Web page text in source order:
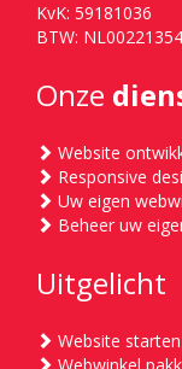
KvK: 59181036
BTW:
Onze
Website
Responsive
Uw eigen
Beheer uw
Uitgelicht
Website starten